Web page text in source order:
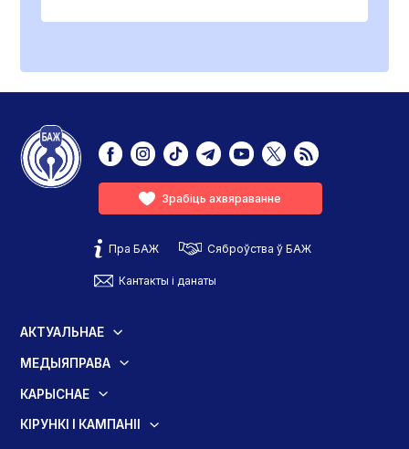
Зрабіць ахвяраванне
Пра БАЖ Сяброўства ў БАЖ
Кантакты і данаты
АКТУАЛЬНАЕ
МЕДЫЯПРАВА
КАРЫСНАЕ
КІРУНКІ І КАМПАНІІ